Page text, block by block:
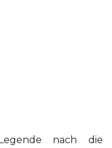
nach die